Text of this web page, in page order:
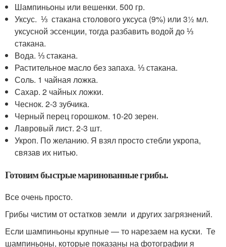
Шампиньоны или вешенки. 500 гр.
Уксус. ⅓ стакана столового уксуса (9%) или 3½ мл.
уксусной эссенции, тогда разбавить водой до ⅓
стакана.
Вода. ⅓ стакана.
Растительное масло без запаха. ⅓ стакана.
Соль. 1 чайная ложка.
Сахар. 2 чайных ложки.
Чеснок. 2-3 зубчика.
Черный перец горошком. 10-20 зерен.
Лавровый лист. 2-3 шт.
Укроп. По желанию. Я взял просто стебли укропа,
связав их нитью.
Готовим быстрые маринованные грибы.
Все очень просто.
Грибы чистим от остатков земли и других загрязнений.
Если шампиньоны крупные — то нарезаем на куски. Те
шампиньоны, которые показаны на фотографии я